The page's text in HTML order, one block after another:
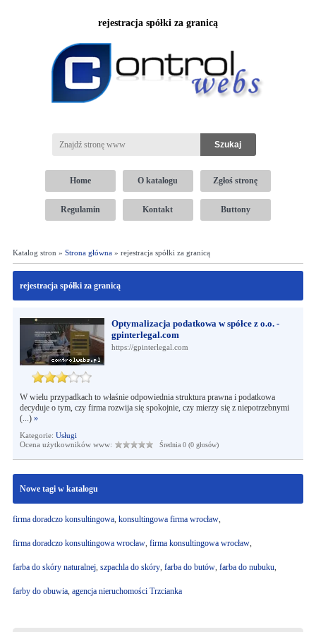
rejestracja spółki za granicą
Home O katalogu Zgłoś stronę
Regulamin Kontakt Buttony
Katalog stron » Strona główna» rejestracja spółki za granicą
rejestracja spółki za granicą
Optymalizacja podatkowa w spółce z o.o. -
gpinterlegal.com
https://gpinterlegal.com
W wielu przypadkach to właśnie odpowiednia struktura prawna i podatkowa
decyduje o tym, czy firma rozwija się spokojnie, czy mierzy się z niepotrzebnymi
(...) »
Kategorie: Usługi
Ocena użytkowników www:
Średnia 0 (0 głosów)
Nowe tagi w katalogu
firma doradczo konsultingowa, konsultingowa firma wrocław,
firma doradczo konsultingowa wrocław, firma konsultingowa wrocław,
farba do skóry naturalnej, szpachla do skóry, farba do butów, farba do nubuku,
farby do obuwia, agencja nieruchomości Trzcianka